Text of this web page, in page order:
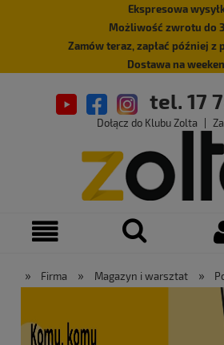
Ekspresowa
Możliwość zwrotu do
Zamów teraz, zapłać później z
Dostawa na
tel. 17
Dołącz do Klubu Zolta
» Firma » Magazyn i warsztat »